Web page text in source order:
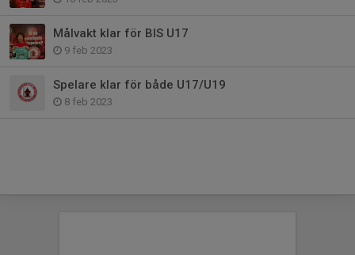
Målvakt klar för BIS U17
9 feb 2023
Spelare klar för både U17/U19
8 feb 2023